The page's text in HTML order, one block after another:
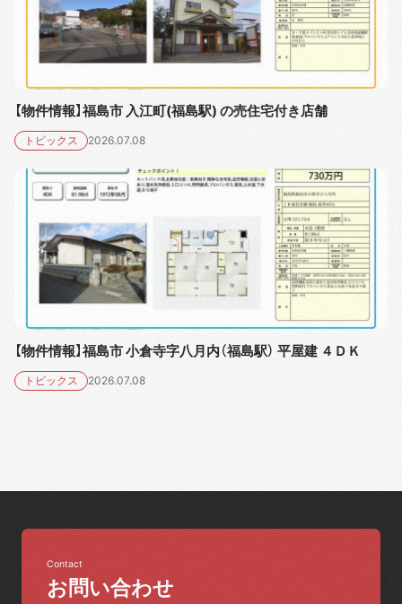
【物件情報】福島市 入江町(福島駅) の売住宅付き店舗
トピックス 2026.07.08
【物件情報】福島市 小倉寺字八月内（福島駅） 平屋建 ４ＤＫ
トピックス 2026.07.08
お問い合わせ
Contact